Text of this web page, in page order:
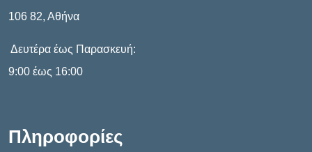
106 82, Αθήνα
Δευτέρα έως Παρασκευή:
9:00 έως 16:00
Πληροφορίες